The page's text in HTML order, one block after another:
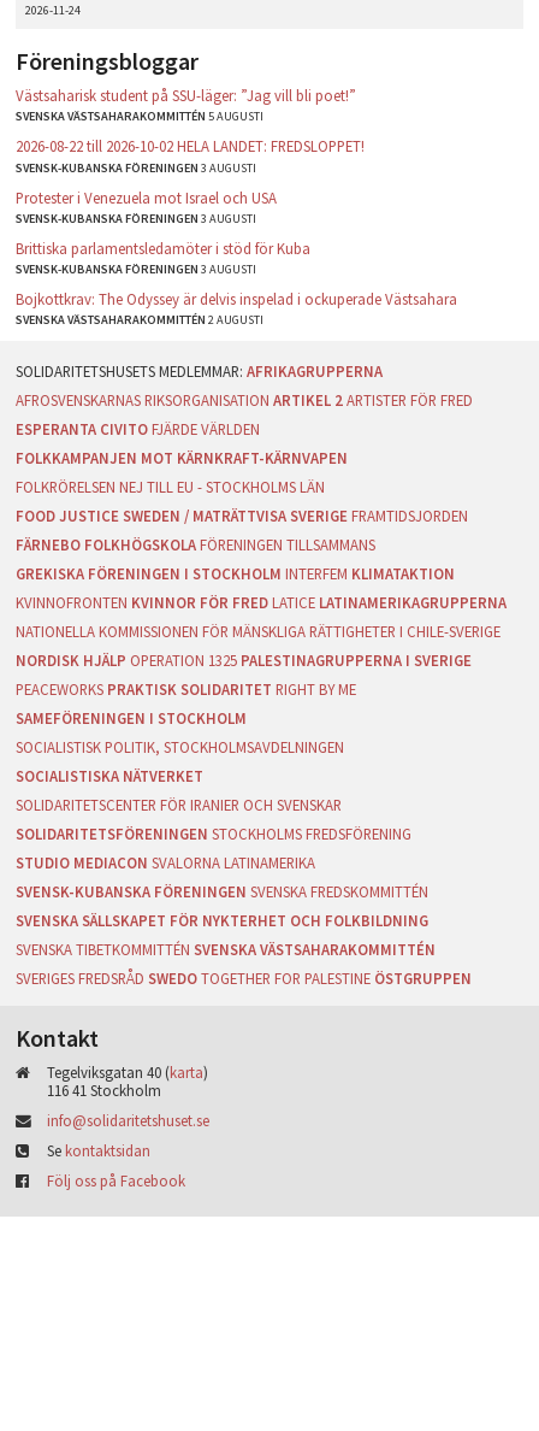
2026-11-24
Föreningsbloggar
Västsaharisk student på SSU-läger: ”Jag vill bli poet!”
SVENSKA VÄSTSAHARAKOMMITTÉN5 AUGUSTI
2026-08-22 till 2026-10-02 HELA LANDET: FREDSLOPPET!
SVENSK-KUBANSKA FÖRENINGEN3 AUGUSTI
Protester i Venezuela mot Israel och USA
SVENSK-KUBANSKA FÖRENINGEN3 AUGUSTI
Brittiska parlamentsledamöter i stöd för Kuba
SVENSK-KUBANSKA FÖRENINGEN3 AUGUSTI
Bojkottkrav: The Odyssey är delvis inspelad i ockuperade Västsahara
SVENSKA VÄSTSAHARAKOMMITTÉN2 AUGUSTI
AFRIKAGRUPPERNA
AFROSVENSKARNAS RIKSORGANISATION ARTIKEL 2 ARTISTER FÖR FRED
ESPERANTA CIVITO FJÄRDE VÄRLDEN
FOLKKAMPANJEN MOT KÄRNKRAFT-KÄRNVAPEN
FOLKRÖRELSEN NEJ TILL EU - STOCKHOLMS LÄN
FOOD JUSTICE SWEDEN / MATRÄTTVISA SVERIGE FRAMTIDSJORDEN
FÄRNEBO FOLKHÖGSKOLA FÖRENINGEN TILLSAMMANS
GREKISKA FÖRENINGEN I STOCKHOLM INTERFEM KLIMATAKTION
KVINNOFRONTEN KVINNOR FÖR FRED LATICE LATINAMERIKAGRUPPERNA
NATIONELLA KOMMISSIONEN FÖR MÄNSKLIGA RÄTTIGHETER I CHILE-SVERIGE
NORDISK HJÄLP OPERATION 1325 PALESTINAGRUPPERNA I SVERIGE
PEACEWORKS PRAKTISK SOLIDARITET RIGHT BY ME
SAMEFÖRENINGEN I STOCKHOLM
SOCIALISTISK POLITIK, STOCKHOLMSAVDELNINGEN
SOCIALISTISKA NÄTVERKET
SOLIDARITETSCENTER FÖR IRANIER OCH SVENSKAR
SOLIDARITETSFÖRENINGEN STOCKHOLMS FREDSFÖRENING
STUDIO MEDIACON SVALORNA LATINAMERIKA
SVENSK-KUBANSKA FÖRENINGEN SVENSKA FREDSKOMMITTÉN
SVENSKA SÄLLSKAPET FÖR NYKTERHET OCH FOLKBILDNING
SVENSKA TIBETKOMMITTÉN SVENSKA VÄSTSAHARAKOMMITTÉN
SVERIGES FREDSRÅD SWEDO TOGETHER FOR PALESTINE ÖSTGRUPPEN
Kontakt
Tegelviksgatan 40 (karta)
116 41 Stockholm
info@solidaritetshuset.se
Se kontaktsidan
Följ oss på Facebook